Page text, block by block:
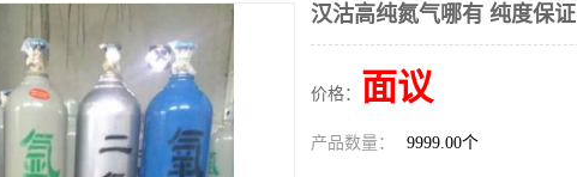
汉沽高纯氮气哪有 纯度保证
价格： 面议
产品数量： 9999.00个